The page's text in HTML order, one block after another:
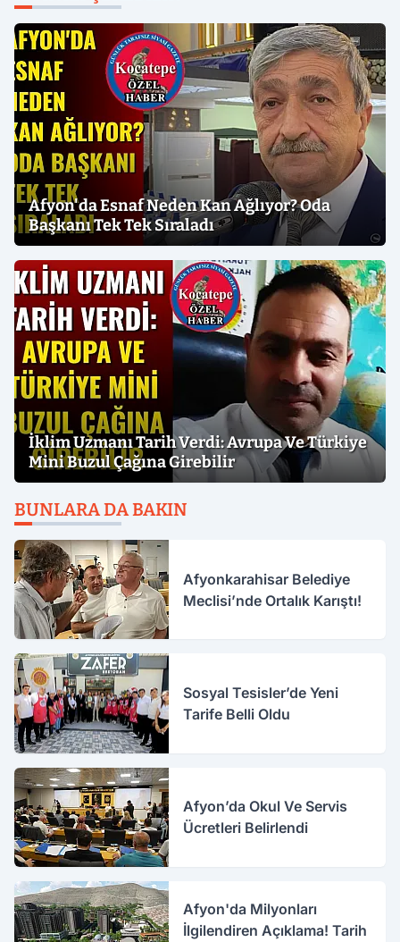
Afyon'da Esnaf Neden Kan Ağlıyor? Oda
Başkanı Tek Tek Sıraladı
İklim Uzmanı Tarih Verdi: Avrupa Ve Türkiye
Mini Buzul Çağına Girebilir
BUNLARA DA BAKIN
Afyonkarahisar Belediye
Meclisi’nde Ortalık Karıştı!
Sosyal Tesisler’de Yeni
Tarife Belli Oldu
Afyon’da Okul Ve Servis
Ücretleri Belirlendi
Afyon'da Milyonları
İlgilendiren Açıklama! Tarih